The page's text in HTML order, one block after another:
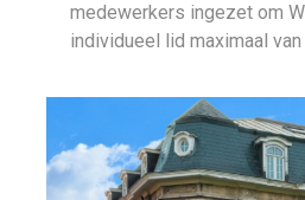
medewerkers ingezet om
individueel lid maximaal